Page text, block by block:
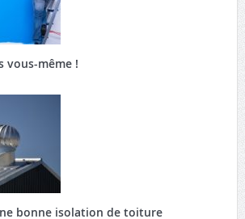
vous-même !
bonne isolation de toiture